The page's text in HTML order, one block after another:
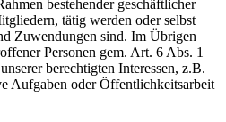
bestehender geschäftlicher
tätig werden oder selbst
Zuwendungen sind. Im Übrigen
Personen gem. Art. 6 Abs. 1
berechtigten Interessen, z.B.
Aufgaben oder Öffentlichkeitsarbeit